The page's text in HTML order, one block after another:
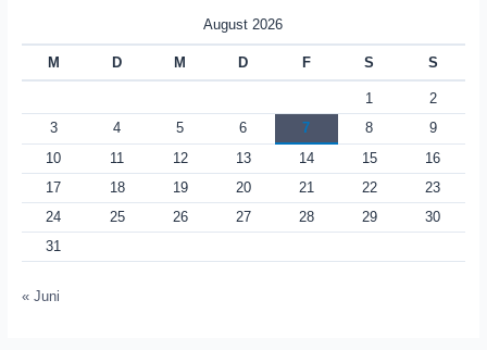
August 2026
M D M D F S S
1
2
3
4 5 6 7 8
9
10
11 12 13 14 15
16
17
18 19 20 21 22
23
24
25 26 27 28 29
30
31
« Juni